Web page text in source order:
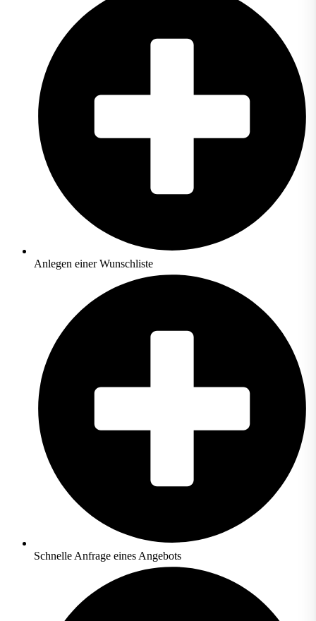
Anlegen einer Wunschliste
Schnelle Anfrage eines Angebots